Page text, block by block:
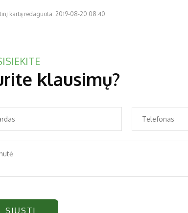
kartą redaguota: 2019-08-20 08:40
klausimų?
SIŲSTI